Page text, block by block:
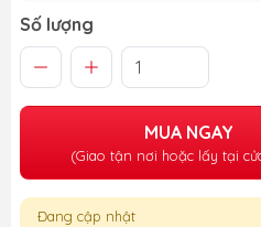
Số lượng
MUA NGAY
(Giao tận nơi hoặc lấy tại
Đang cập nhật